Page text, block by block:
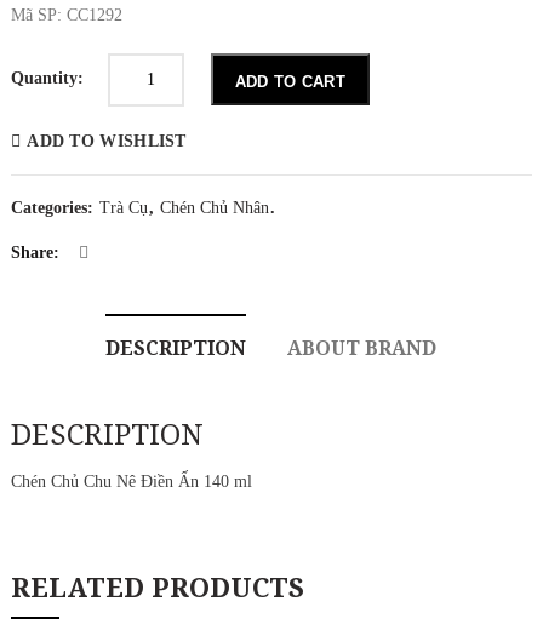
Mã SP: CC1292
Quantity:
Chén
Nê
Ấn
ml
ADD TO CART
ADD TO WISHLIST
Categories: Trà Cụ, Chén Chủ Nhân.
Share:
DESCRIPTION ABOUT BRAND
DESCRIPTION
Chén Chủ Chu Nê Điền Ấn 140 ml
RELATED PRODUCTS